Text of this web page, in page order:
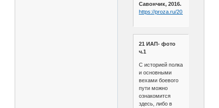
Савончик, 2016.
https://proza.ru/2016/08/14/73
21 ИАП- фото
ч.1
С историей полка
и основными
вехами боевого
пути можно
ознакомится
здесь, либо в